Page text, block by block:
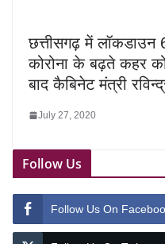
छत्तीसगढ़ में लॉकडाउन
कोरोना के बढ़ते कहर
बाद कैबिनेट मंत्री
July 27, 2020
Follow Us
Follow Us On